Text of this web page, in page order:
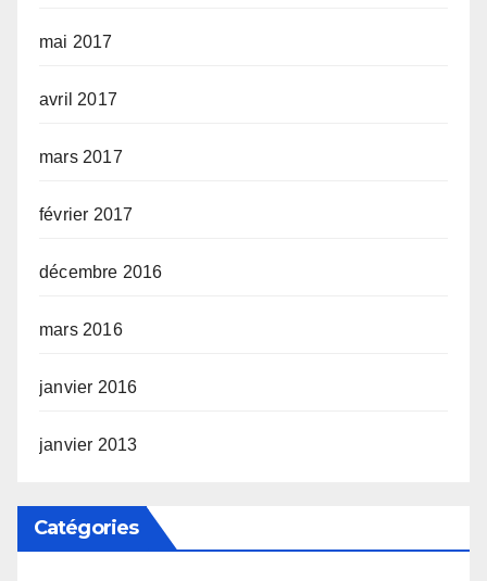
mai 2017
avril 2017
mars 2017
février 2017
décembre 2016
mars 2016
janvier 2016
janvier 2013
Catégories